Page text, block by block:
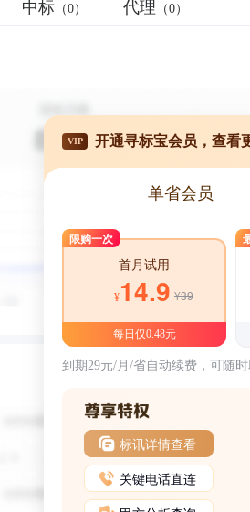
中标 （0） 代理 （0）
VIP 开通寻标宝会员，查看
单省会员
限购一次
首月试用
¥14.9 ¥39
每日仅0.48元
到期29元/月/省自动续费，可随
标讯详情查看
关键电话直连